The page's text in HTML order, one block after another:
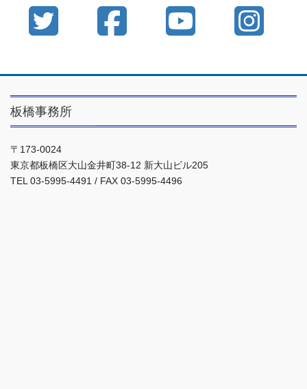
板橋事務所
〒173-0024
東京都板橋区大山金井町38-12 新大山ビル205
TEL 03-5995-4491 / FAX 03-5995-4496